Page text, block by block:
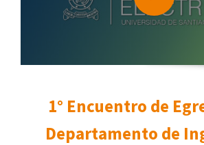
1° Encuentro de
Departamento de